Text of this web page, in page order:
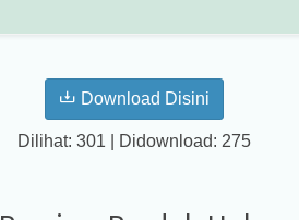
Download Disini
Dilihat: 301 | Didownload: 275